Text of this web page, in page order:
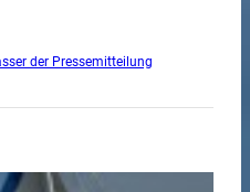
der Pressemitteilung